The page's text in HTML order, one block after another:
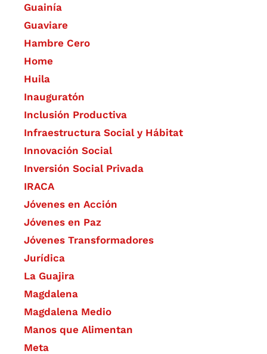
Guainía
Guaviare
Hambre Cero
Home
Huila
Inauguratón
Inclusión Productiva
Infraestructura Social y Hábitat
​Innovación Social
Inversión Social Privada
IRACA
Jóvenes en Acción
Jóvenes en Paz
Jóvenes Transformadores
Jurídica
La Guajira
Magdalena
Magdalena Medio
Manos que Alimentan
Meta